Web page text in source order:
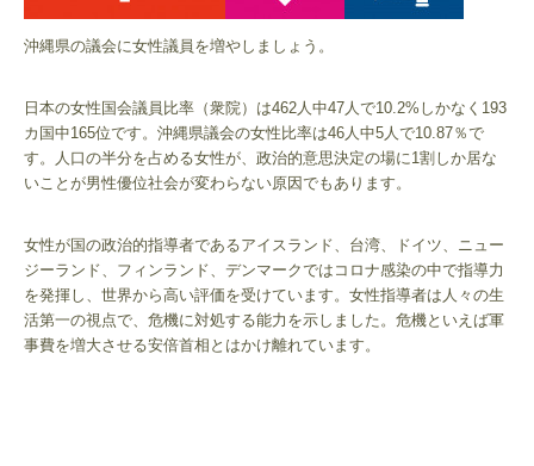
沖縄県の議会に女性議員を増やしましょう。
日本の女性国会議員比率（衆院）は462人中47人で10.2%しかなく193
カ国中165位です。沖縄県議会の女性比率は46人中5人で10.87％で
す。人口の半分を占める女性が、政治的意思決定の場に1割しか居な
いことが男性優位社会が変わらない原因でもあります。
女性が国の政治的指導者であるアイスランド、台湾、ドイツ、ニュー
ジーランド、フィンランド、デンマークではコロナ感染の中で指導力
を発揮し、世界から高い評価を受けています。女性指導者は人々の生
活第一の視点で、危機に対処する能力を示しました。危機といえば軍
事費を増大させる安倍首相とはかけ離れています。